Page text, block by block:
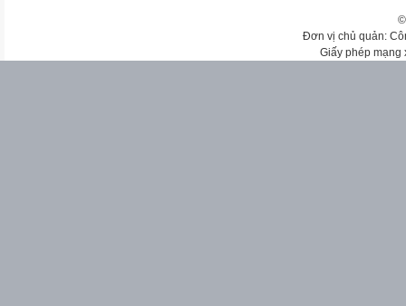
Đơn vị chủ quản:
Giấy phép mạng